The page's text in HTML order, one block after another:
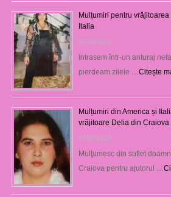
Mulțumiri pentru
Italia
07/08/2026
Intrasem într-un anturaj
pierdeam zilele … Citește
Mulțumiri din America și
vrăjitoare Delia din Craiova
07/08/2026
Mulţumesc din suflet
Craiova pentru ajutorul …